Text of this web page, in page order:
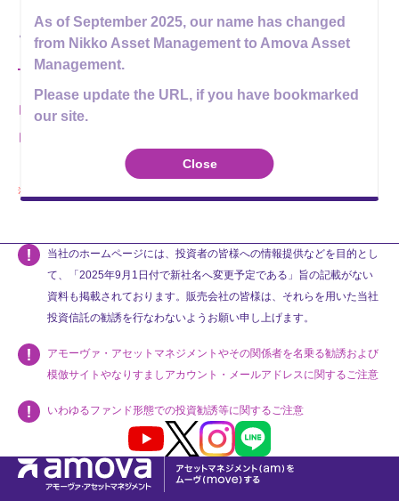
ファンドの資料
最新の交付運用報告書
当社のホームページには、投資者の皆様への情報提供などを目的とし
て、「2025年9月1日付で新社名へ変更予定である」旨の記載がない
資料も掲載されております。販売会社の皆様は、それらを用いた当社
投資信託の勧誘を行なわないようお願い申し上げます。
アモーヴァ・アセットマネジメントやその関係者を名乗る勧誘および
模倣サイトやなりすましアカウント・メールアドレスに関するご注意
いわゆるファンド形態での投資勧誘等に関するご注意
Youtube X InstagramLINE
As of September 2025, our name has changed
from Nikko Asset Management to Amova Asset
Management.
Please update the URL, if you have bookmarked
our site.
Close